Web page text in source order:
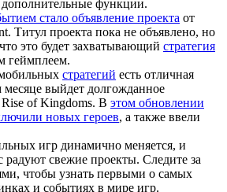
функции.
стало объявление проекта от
Титул проекта пока не объявлено, но
это будет захватывающий стратегия
геймплеем.
стратегий есть отличная
месяце выйдет долгожданное
of Kingdoms. В этом обновлении
новых героев, а также ввели
игр динамично меняется, и
радуют свежие проекты. Следите за
чтобы узнать первыми о самых
и событиях в мире игр.